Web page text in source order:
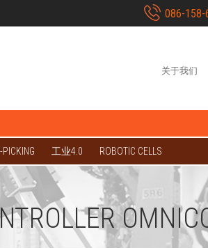
086-158-
关于我们
PICKING 工业4.0 ROBOTIC CELLS